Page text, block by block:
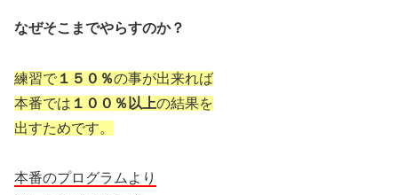
なぜそこまでやらすのか？
練習で １５０％の事が出来れば
本番では １００％以上の結果を
出すためです。
本番のプログラムより